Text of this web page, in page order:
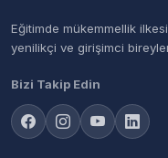
Eğitimde mükemmellik
yenilikçi ve girişimci
Bizi Takip Edin